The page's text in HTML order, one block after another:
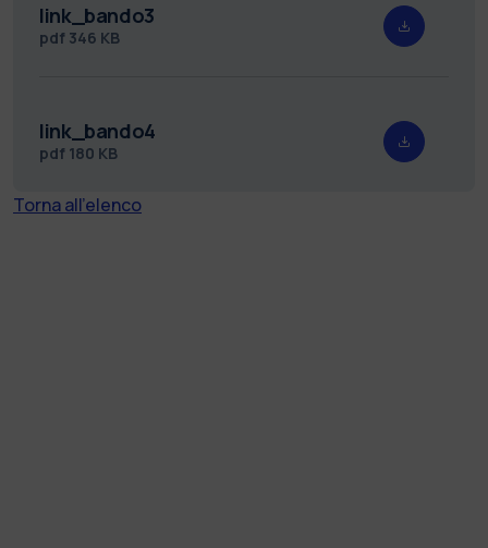
link_bando3
pdf 346 KB
link_bando4
pdf 180 KB
Torna all'elenco